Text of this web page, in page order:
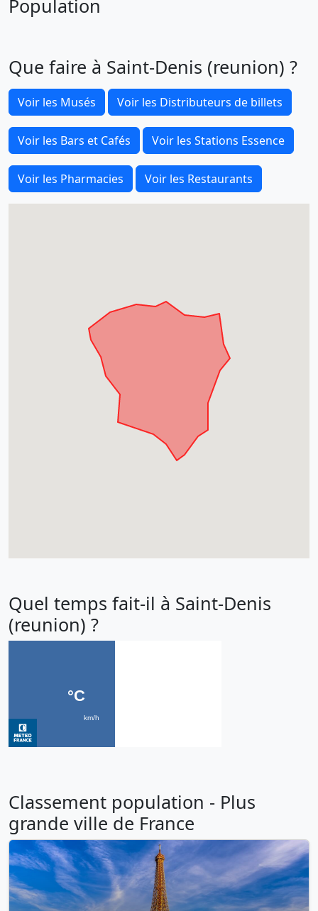
Population
Que faire à Saint-Denis (reunion) ?
Voir les Musés Voir les Distributeurs de billets
Voir les Bars et Cafés Voir les Stations Essence
Voir les Pharmacies Voir les Restaurants
Quel temps fait-il à Saint-Denis
(reunion) ?
Classement population - Plus
grande ville de France